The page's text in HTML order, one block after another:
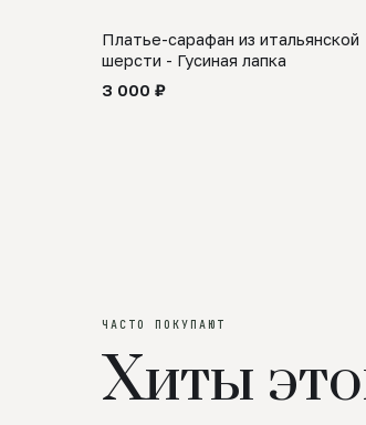
SALE
Платье-сарафан из итальянской
шерсти - Гусиная лапка
3 000 ₽
ЧАСТО ПОКУПАЮТ
Хиты